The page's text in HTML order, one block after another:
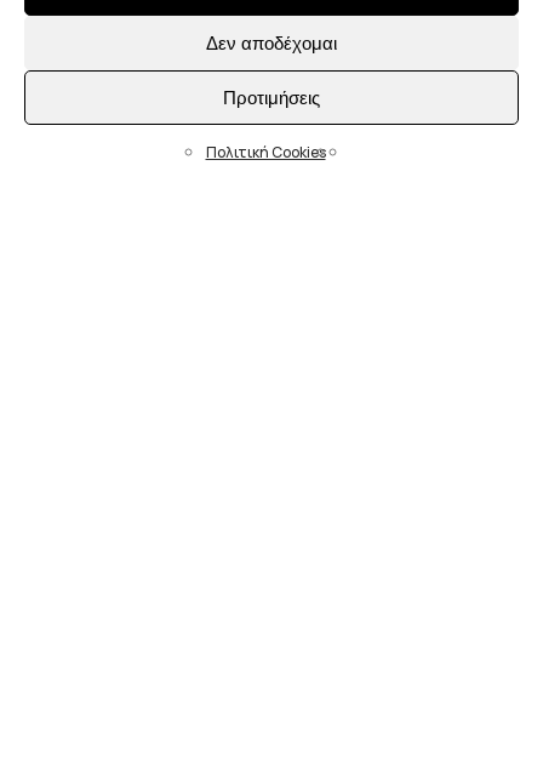
Δεν αποδέχομαι
Προτιμήσεις
Πολιτική Cookies